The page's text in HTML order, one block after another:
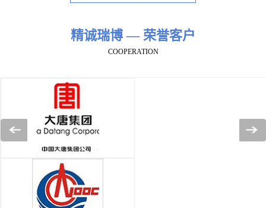
精诚瑞博 — 荣誉客户
COOPERATION